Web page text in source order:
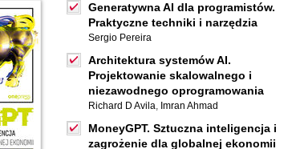
Generatywna AI dla programistów.
Praktyczne techniki i narzędzia
Sergio Pereira
Architektura systemów AI.
Projektowanie skalowalnego i
niezawodnego oprogramowania
Richard D Avila, Imran Ahmad
MoneyGPT. Sztuczna inteligencja i
zagrożenie dla globalnej ekonomii